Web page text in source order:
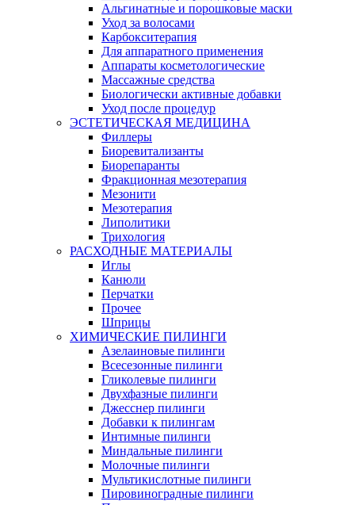
Альгинатные и порошковые маски
Уход за волосами
Карбокситерапия
Для аппаратного применения
Аппараты косметологические
Массажные средства
Биологически активные добавки
Уход после процедур
ЭСТЕТИЧЕСКАЯ МЕДИЦИНА
Филлеры
Биоревитализанты
Биорепаранты
Фракционная мезотерапия
Мезонити
Мезотерапия
Липолитики
Трихология
РАСХОДНЫЕ МАТЕРИАЛЫ
Иглы
Канюли
Перчатки
Прочее
Шприцы
ХИМИЧЕСКИЕ ПИЛИНГИ
Азелаиновые пилинги
Всесезонные пилинги
Гликолевые пилинги
Двухфазные пилинги
Джесснер пилинги
Добавки к пилингам
Интимные пилинги
Миндальные пилинги
Молочные пилинги
Мультикислотные пилинги
Пировиноградные пилинги